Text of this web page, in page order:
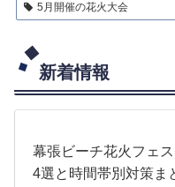
5月開催の花火大会
新着情報
幕張ビーチ花火フェ
4選と時間帯別対策ま